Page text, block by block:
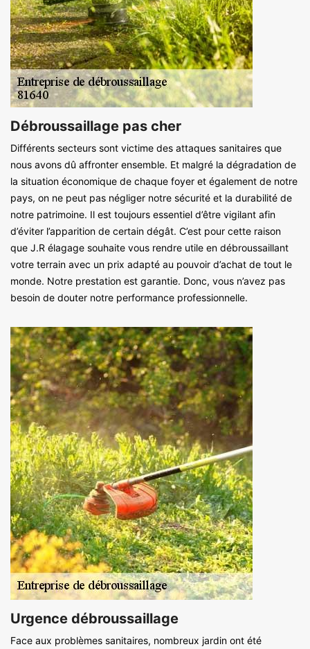
Débroussaillage pas cher
Différents secteurs sont victime des attaques sanitaires que
nous avons dû affronter ensemble. Et malgré la dégradation de
la situation économique de chaque foyer et également de notre
pays, on ne peut pas négliger notre sécurité et la durabilité de
notre patrimoine. Il est toujours essentiel d’être vigilant afin
d’éviter l’apparition de certain dégât. C’est pour cette raison
que J.R élagage souhaite vous rendre utile en débroussaillant
votre terrain avec un prix adapté au pouvoir d’achat de tout le
monde. Notre prestation est garantie. Donc, vous n’avez pas
besoin de douter notre performance professionnelle.
Urgence débroussaillage
Face aux problèmes sanitaires, nombreux jardin ont été